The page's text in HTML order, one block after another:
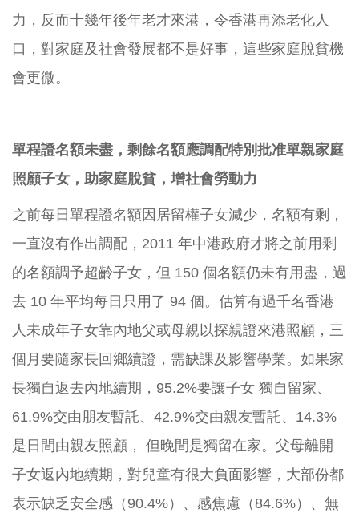
力，反而十幾年後年老才來港，令香港再添老化人
口，對家庭及社會發展都不是好事，這些家庭脫貧機
會更微。
單程證名額未盡，剩餘名額應調配特別批准單親家庭
照顧子女，助家庭脫貧，增社會勞動力
之前每日單程證名額因居留權子女減少，名額有剩，
一直沒有作出調配，2011 年中港政府才將之前用剩
的名額調予超齡子女，但 150 個名額仍未有用盡，過
去 10 年平均每日只用了 94 個。估算有過千名香港
人未成年子女靠內地父或母親以探親證來港照顧，三
個月要隨家長回鄉續證，需缺課及影響學業。如果家
長獨自返去內地續期，95.2%要讓子女 獨自留家、
61.9%交由朋友暫託、42.9%交由親友暫託、14.3%
是日間由親友照顧， 但晚間是獨留在家。父母離開
子女返內地續期，對兒童有很大負面影響，大部份都
表示缺乏安全感（90.4%）、感焦慮（84.6%）、無